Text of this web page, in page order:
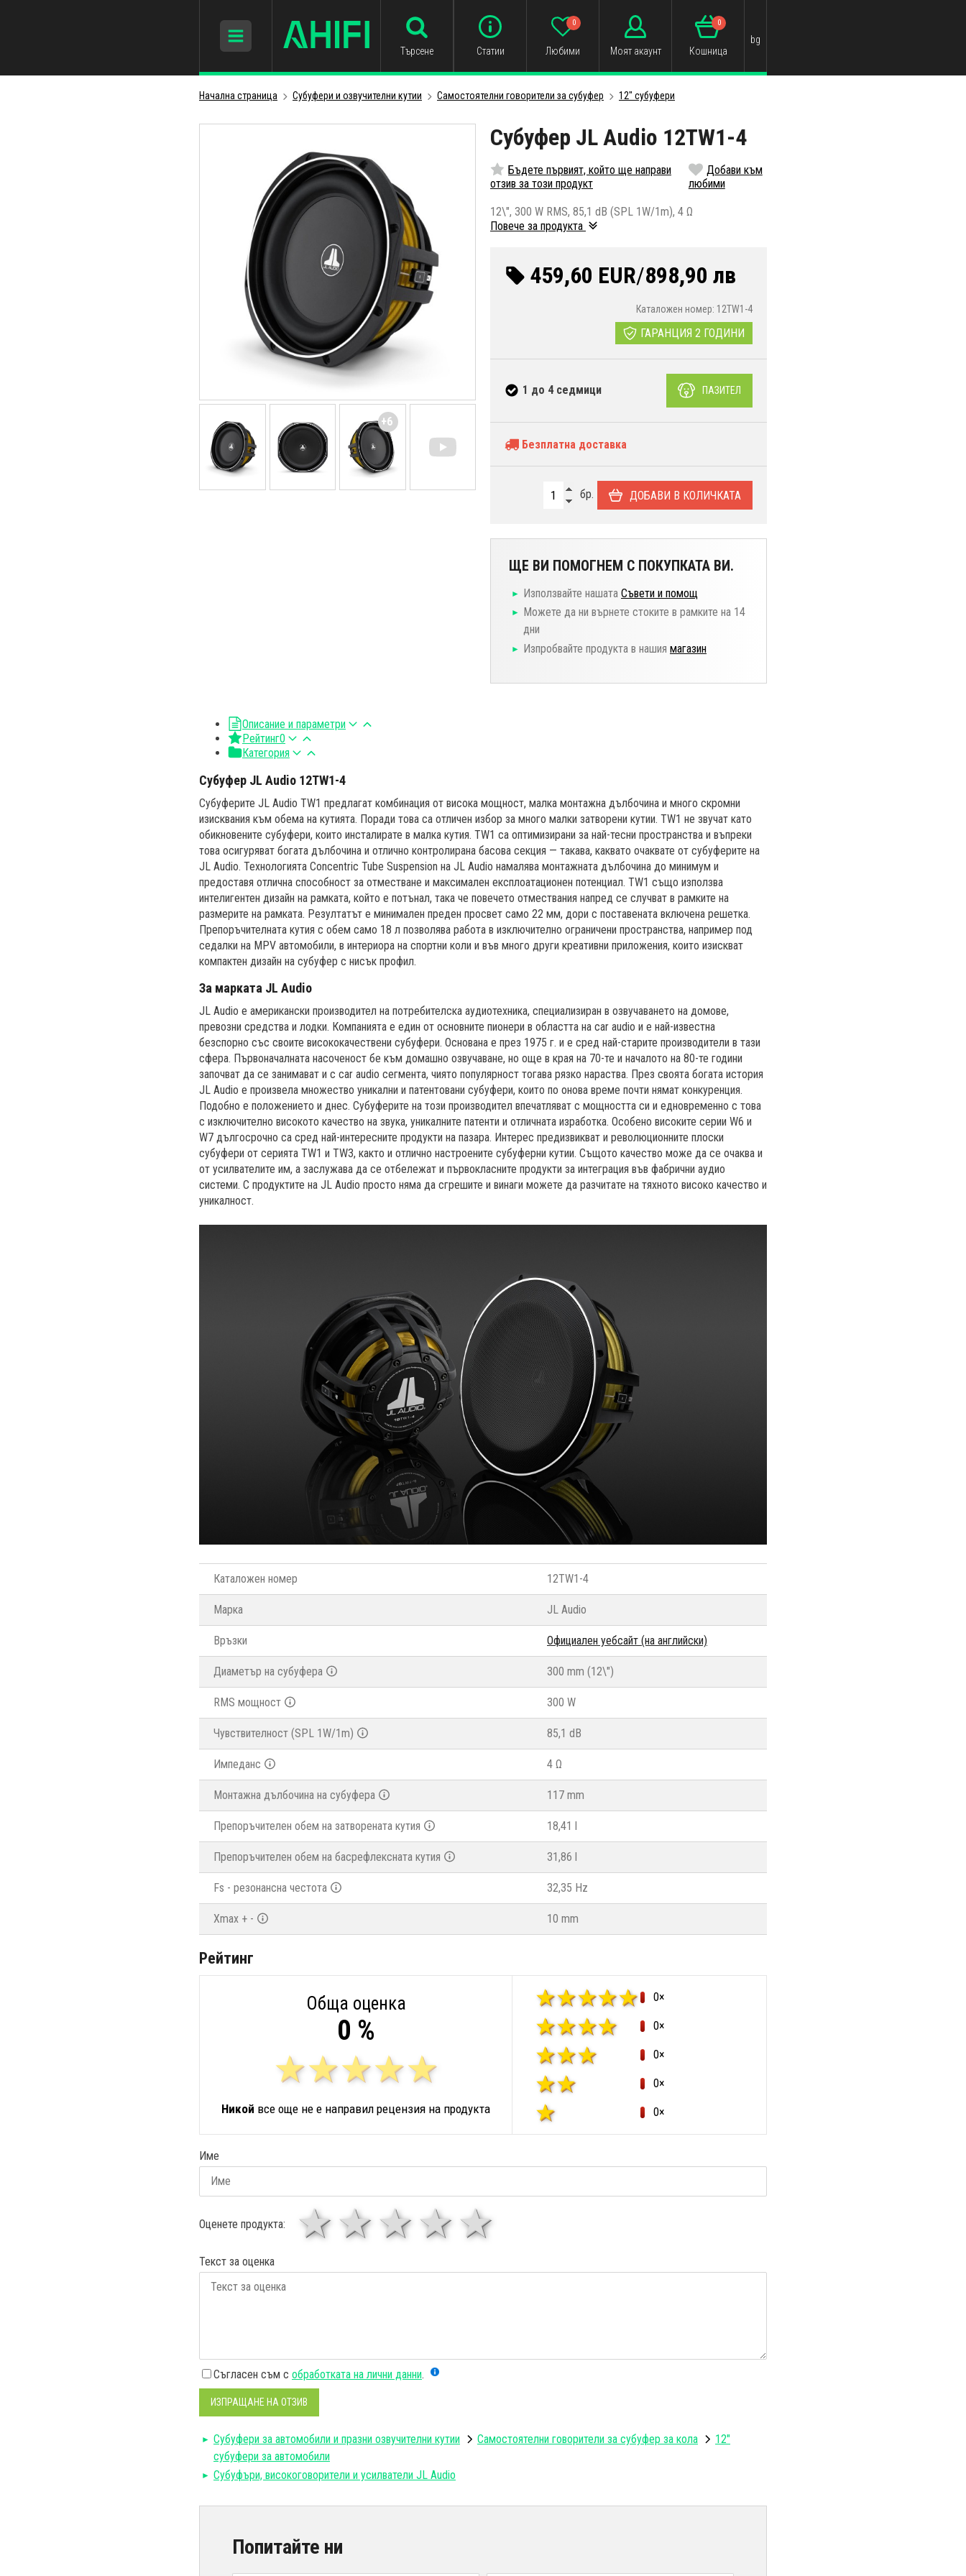
Търсене Статии Любими
0
Моят акаунт Кошница
0
bg
Начална страница Субуфери и озвучителни кутии Самостоятелни говорители за субуфер 12" субуфери
Субуфер JL Audio 12TW1-4
Бъдете първият, който ще направи
отзив за този продукт
Добави към
любими
12\", 300 W RMS, 85,1 dB (SPL 1W/1m), 4 Ω
Повече за продукта
459,60 EUR/898,90 лв
Каталожен номер: 12TW1-4
ГАРАНЦИЯ 2 ГОДИНИ
1 до 4 седмици ПАЗИТЕЛ
Безплатна доставка
бр. ДОБАВИ В КОЛИЧКАТА
ЩЕ ВИ ПОМОГНЕМ С ПОКУПКАТА ВИ.
Използвайте нашата Съвети и помощ
Можете да ни върнете стоките в рамките на 14
дни
Изпробвайте продукта в нашия магазин
+6
Описание и параметри
Рейтинг0
Категория
Субуфер JL Audio 12TW1-4
Субуферите JL Audio TW1 предлагат комбинация от висока мощност, малка монтажна дълбочина и много скромни
изисквания към обема на кутията. Поради това са отличен избор за много малки затворени кутии. TW1 не звучат като
обикновените субуфери, които инсталирате в малка кутия. TW1 са оптимизирани за най-тесни пространства и въпреки
това осигуряват богата дълбочина и отлично контролирана басова секция — такава, каквато очаквате от субуферите на
JL Audio. Технологията Concentric Tube Suspension на JL Audio намалява монтажната дълбочина до минимум и
предоставя отлична способност за отместване и максимален експлоатационен потенциал. TW1 също използва
интелигентен дизайн на рамката, който е потънал, така че повечето отмествания напред се случват в рамките на
размерите на рамката. Резултатът е минимален преден просвет само 22 мм, дори с поставената включена решетка.
Препоръчителната кутия с обем само 18 л позволява работа в изключително ограничени пространства, например под
седалки на MPV автомобили, в интериора на спортни коли и във много други креативни приложения, които изискват
компактен дизайн на субуфер с нисък профил.
За марката JL Audio
JL Audio е американски производител на потребителска аудиотехника, специализиран в озвучаването на домове,
превозни средства и лодки. Компанията е един от основните пионери в областта на car audio и е най-известна
безспорно със своите висококачествени субуфери. Основана е през 1975 г. и е сред най-старите производители в тази
сфера. Първоначалната насоченост бе към домашно озвучаване, но още в края на 70-те и началото на 80-те години
започват да се занимават и с car audio сегмента, чиято популярност тогава рязко нараства. През своята богата история
JL Audio е произвела множество уникални и патентовани субуфери, които по онова време почти нямат конкуренция.
Подобно е положението и днес. Субуферите на този производител впечатляват с мощността си и едновременно с това
с изключително високото качество на звука, уникалните патенти и отличната изработка. Особено високите серии W6 и
W7 дългосрочно са сред най-интересните продукти на пазара. Интерес предизвикват и революционните плоски
субуфери от серията TW1 и TW3, както и отлично настроените субуферни кутии. Същото качество може да се очаква и
от усилвателите им, а заслужава да се отбележат и първокласните продукти за интеграция във фабрични аудио
системи. С продуктите на JL Audio просто няма да сгрешите и винаги можете да разчитате на тяхното високо качество и
уникалност.
Каталожен номер 12TW1-4
Марка JL Audio
Връзки Официален уебсайт (на английски)
Диаметър на субуфера 300 mm (12\")
RMS мощност 300 W
Чувствителност (SPL 1W/1m) 85,1 dB
Импеданс 4 Ω
Монтажна дълбочина на субуфера 117 mm
Препоръчителен обем на затворената кутия 18,41 l
Препоръчителен обем на басрефлексната кутия 31,86 l
Fs - резонансна честота 32,35 Hz
Xmax + - 10 mm
Рейтинг
Обща оценка
0 %
Никой все още не е направил рецензия на продукта
0×
0×
0×
0×
0×
Име
Оценете продукта: 4 звезди
3 звезди
звезди
1 звезда
Текст за оценка
Съгласен съм с обработката на лични данни.
ИЗПРАЩАНЕ НА ОТЗИВ
Субуфери за автомобили и празни озвучителни кутии Самостоятелни говорители за субуфер за кола
12"
субуфери за автомобили
Субуфъри, високоговорители и усилватели JL Audio
Попитайте ни